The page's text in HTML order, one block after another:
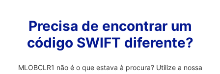
Precisa de encontrar um
código SWIFT diferente?
MLOBCLR1 não é o que estava à procura? Utilize a nossa